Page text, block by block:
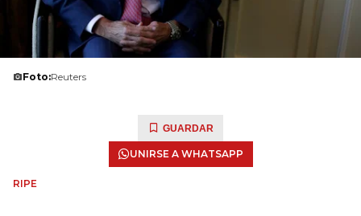
Foto:Reuters
GUARDAR
UNIRSE A WHATSAPP
RIPE